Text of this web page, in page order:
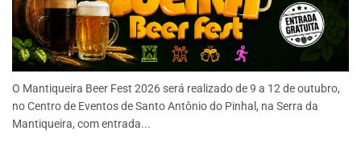
O Mantiqueira Beer Fest 2026 será realizado de 9 a 12 de outubro,
no Centro de Eventos de Santo Antônio do Pinhal, na Serra da
Mantiqueira, com entrada...